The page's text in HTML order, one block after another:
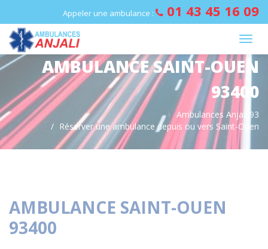
Appeler une ambulance : 01 43 45 16 09
AMBULANCE SAINT-OUEN
93400
Ambulances Anjali 93
Réserver une ambulance depuis ou vers Saint-Ouen
AMBULANCE SAINT-OUEN
93400